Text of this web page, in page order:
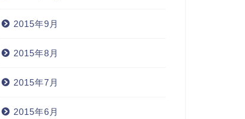
2015年9月
2015年8月
2015年7月
2015年6月